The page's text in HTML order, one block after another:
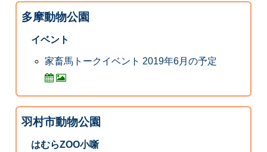
多摩動物公園
イベント
家畜馬トークイベント 2019年6月の予定
羽村市動物公園
はむらZOO小噺